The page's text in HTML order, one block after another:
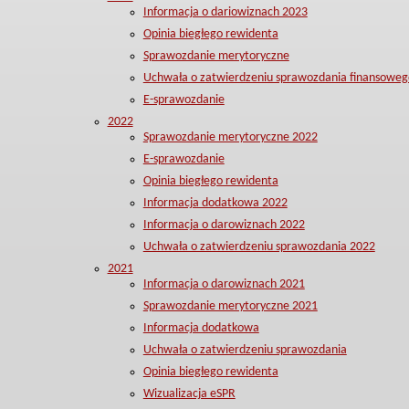
Informacja o dariowiznach 2023
Opinia biegłego rewidenta
Sprawozdanie merytoryczne
Uchwała o zatwierdzeniu sprawozdania
E-sprawozdanie
2022
Sprawozdanie merytoryczne 2022
E-sprawozdanie
Opinia biegłego rewidenta
Informacja dodatkowa 2022
Informacja o darowiznach 2022
Uchwała o zatwierdzeniu sprawozdania 2022
2021
Informacja o darowiznach 2021
Sprawozdanie merytoryczne 2021
Informacja dodatkowa
Uchwała o zatwierdzeniu sprawozdania
Opinia biegłego rewidenta
Wizualizacja eSPR